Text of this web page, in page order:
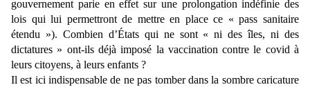
gouvernement parie en effet sur une prolongation indéfinie des
lois qui lui permettront de mettre en place ce « pass sanitaire
étendu »). Combien d’États qui ne sont « ni des îles, ni des
dictatures » ont-ils déjà imposé la vaccination contre le covid à
leurs citoyens, à leurs enfants ?
Il est ici indispensable de ne pas tomber dans la sombre caricature